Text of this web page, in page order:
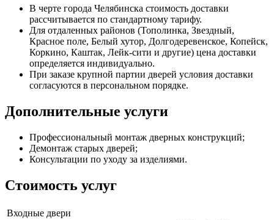
В черте города Челябинска стоимость доставки
рассчитывается по стандартному тарифу.
Для отдаленных районов (Тополинка, Звездный,
Красное поле, Белый хутор, Долгодеревенское, Копейск,
Коркино, Каштак, Лейк-сити и другие) цена доставки
определяется индивидуально.
При заказе крупной партии дверей условия доставки
согласуются в персональном порядке.
Дополнительные услуги
Профессиональный монтаж дверных конструкций;
Демонтаж старых дверей;
Консультации по уходу за изделиями.
Стоимость услуг
Входные двери